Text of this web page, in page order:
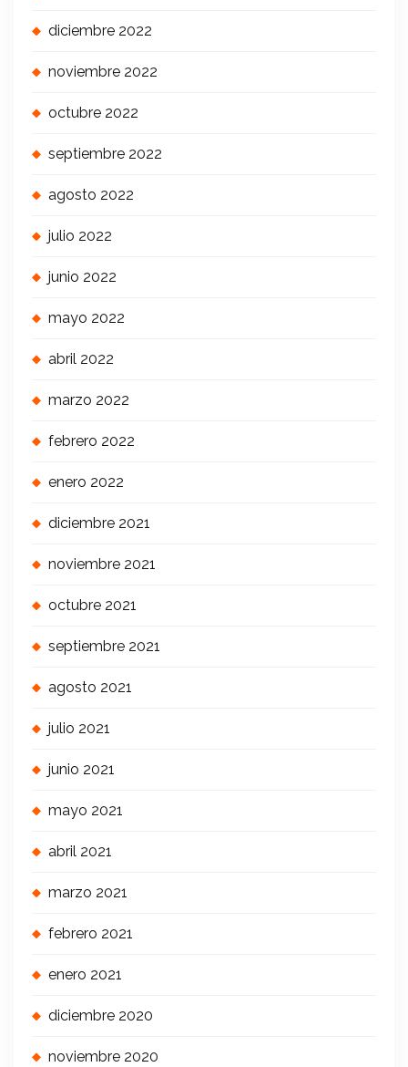
diciembre 2022
noviembre 2022
octubre 2022
septiembre 2022
agosto 2022
julio 2022
junio 2022
mayo 2022
abril 2022
marzo 2022
febrero 2022
enero 2022
diciembre 2021
noviembre 2021
octubre 2021
septiembre 2021
agosto 2021
julio 2021
junio 2021
mayo 2021
abril 2021
marzo 2021
febrero 2021
enero 2021
diciembre 2020
noviembre 2020